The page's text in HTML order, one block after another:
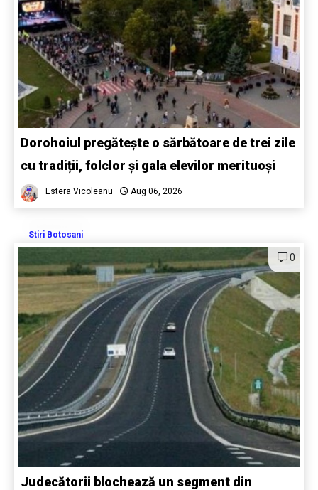
Dorohoiul pregătește o sărbătoare de trei zile
cu tradiții, folclor și gala elevilor merituoși
Estera Vicoleanu Aug 06, 2026
Stiri Botosani
0
Judecătorii blochează un segment din